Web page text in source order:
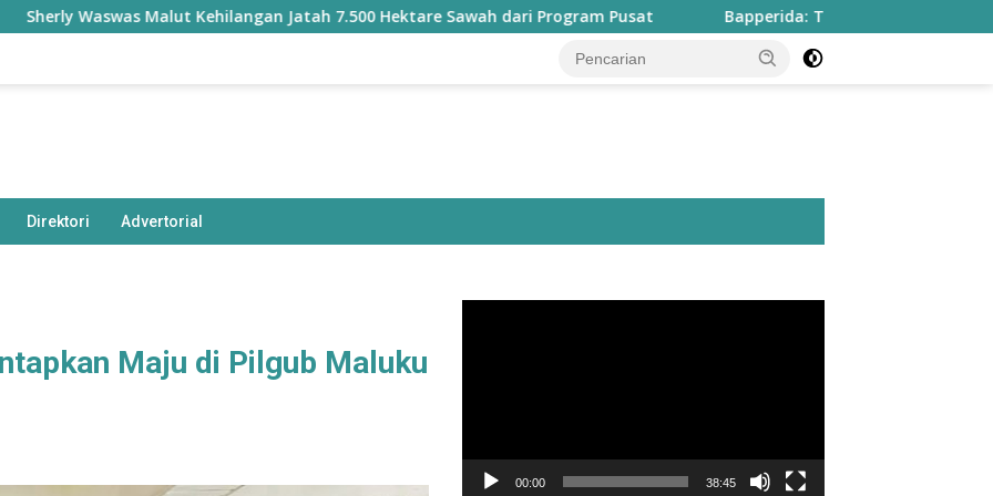
Malut Kehilangan Jatah 7.500 Hektare Sawah dari Program Pusat Bapperida: Taliabu Butuh Rp2 Triliun
Direktori Advertorial
Maju di Pilgub Maluku
00:00 38:45